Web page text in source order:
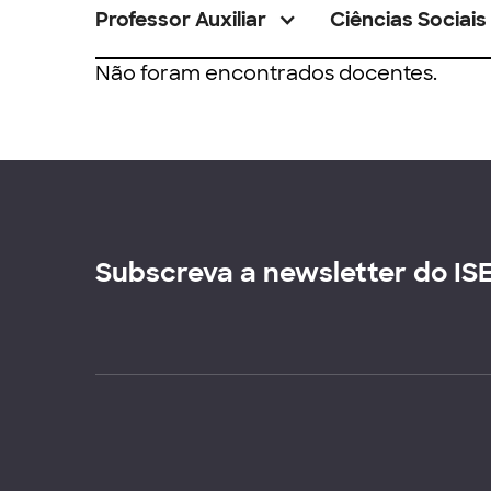
Professor Auxiliar Ciências Sociais
Não foram encontrados docentes.
Subscreva a newsletter do